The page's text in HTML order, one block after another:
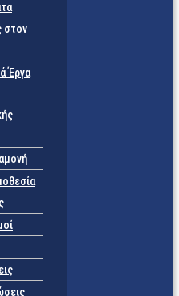
στον
Έργα